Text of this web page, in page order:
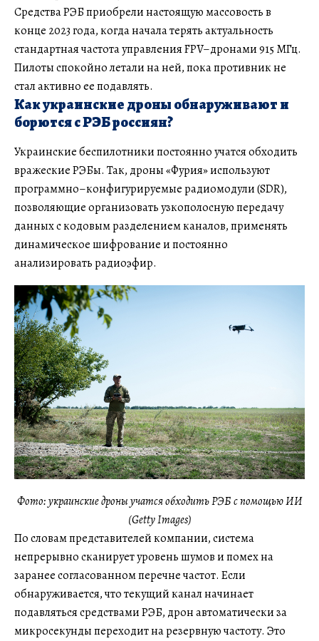
Средства РЭБ приобрели настоящую массовость в
конце 2023 года, когда начала терять актуальность
стандартная частота управления FPV–дронами 915 МГц.
Пилоты спокойно летали на ней, пока противник не
стал активно ее подавлять.
Как украинские дроны обнаруживают и
борются с РЭБ россиян?
Украинские беспилотники постоянно учатся обходить
вражеские РЭБы. Так, дроны «Фурия» используют
программно–конфигурируемые радиомодули (SDR),
позволяющие организовать узкополосную передачу
данных с кодовым разделением каналов, применять
динамическое шифрование и постоянно
анализировать радиоэфир.
Фото: украинские дроны учатся обходить РЭБ с помощью ИИ
(Getty Images)
По словам представителей компании, система
непрерывно сканирует уровень шумов и помех на
заранее согласованном перечне частот. Если
обнаруживается, что текущий канал начинает
подавляться средствами РЭБ, дрон автоматически за
микросекунды переходит на резервную частоту. Это